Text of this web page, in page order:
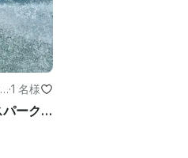
·1 名様
ハランデールビーチのシードゥースパークジェットスキーレンタル